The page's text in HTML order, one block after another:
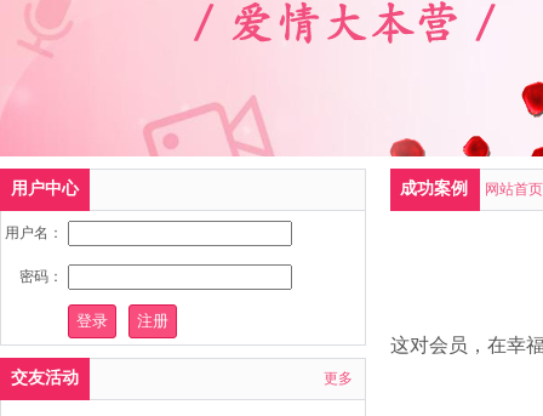
成功案例 网站首页
这对会员，在幸
用户中心
用户名：
密码：
交友活动 更多